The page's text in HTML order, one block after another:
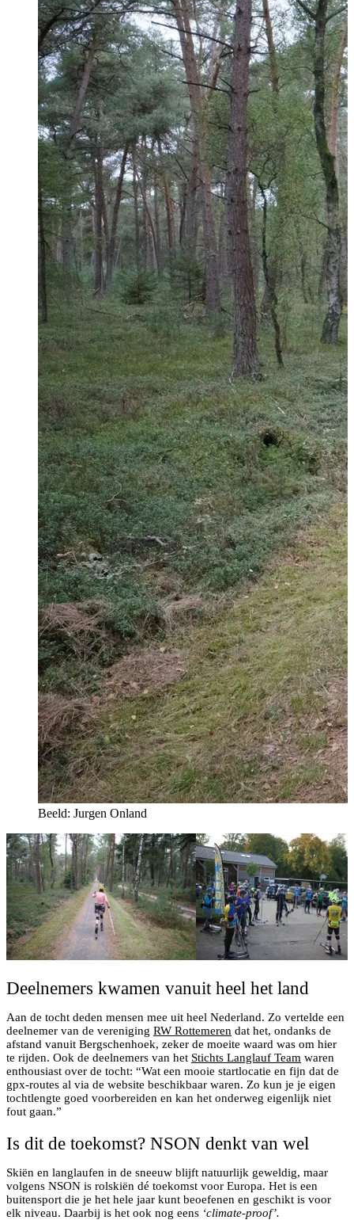
Beeld: Jurgen Onland
Deelnemers kwamen vanuit heel het land
Aan de tocht deden mensen mee uit heel Nederland. Zo vertelde een
deelnemer van de vereniging RW Rottemeren dat het, ondanks de
afstand vanuit Bergschenhoek, zeker de moeite waard was om hier
te rijden. Ook de deelnemers van het Stichts Langlauf Team waren
enthousiast over de tocht: “Wat een mooie startlocatie en fijn dat de
gpx-routes al via de website beschikbaar waren. Zo kun je je eigen
tochtlengte goed voorbereiden en kan het onderweg eigenlijk niet
fout gaan.”
Is dit de toekomst? NSON denkt van wel
Skiën en langlaufen in de sneeuw blijft natuurlijk geweldig, maar
volgens NSON is rolskiën dé toekomst voor Europa. Het is een
buitensport die je het hele jaar kunt beoefenen en geschikt is voor
elk niveau. Daarbij is het ook nog eens ‘climate-proof’.